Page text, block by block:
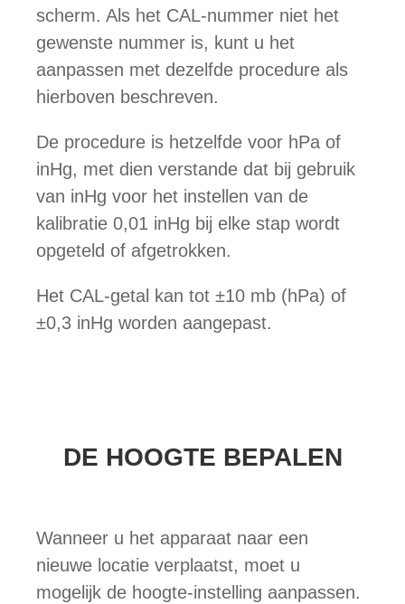
scherm. Als het CAL-nummer niet het
gewenste nummer is, kunt u het
aanpassen met dezelfde procedure als
hierboven beschreven.
De procedure is hetzelfde voor hPa of
inHg, met dien verstande dat bij gebruik
van inHg voor het instellen van de
kalibratie 0,01 inHg bij elke stap wordt
opgeteld of afgetrokken.
Het CAL-getal kan tot ±10 mb (hPa) of
±0,3 inHg worden aangepast.
DE HOOGTE BEPALEN
Wanneer u het apparaat naar een
nieuwe locatie verplaatst, moet u
mogelijk de hoogte-instelling aanpassen.